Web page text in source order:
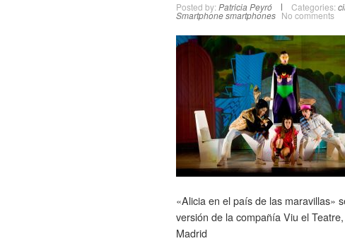
Posted by: Patricia Peyró Categories:
Smartphonesmartphones No comments
«Alicia en el país de las maravillas»
versión de la compañía Viu el
Madrid